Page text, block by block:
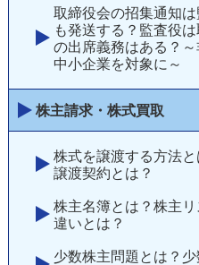
取締役会の招集通知は
も発送する？監査役
の出席義務はある？
中小企業を対象に～
株主請求・株式買取
株式を譲渡する方法
譲渡契約とは？
株主名簿とは？株主
違いとは？
少数株主問題とは？少